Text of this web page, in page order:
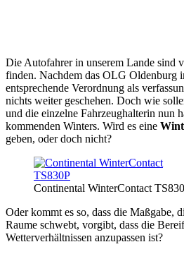
Die Autofahrer in unserem Lande sind
finden. Nachdem das OLG Oldenburg
entsprechende Verordnung als
nichts weiter geschehen. Doch wie
und die einzelne Fahrzeughalterin nun
kommenden Winters. Wird es eine
geben, oder doch nicht?
Continental WinterContact
Oder kommt es so, dass die Maßgabe,
Raume schwebt, vorgibt, dass die
Wetterverhältnissen anzupassen ist?